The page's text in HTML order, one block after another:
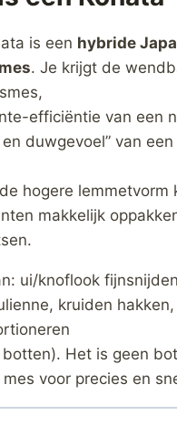
is een hybride
. Je krijgt de
efficiëntie van een
duwgevoel” van
hogere lemmetvorm
makkelijk
ui/knoflook
kruiden
Het is geen
voor precies en